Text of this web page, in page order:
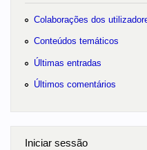
Colaborações dos
Conteúdos temáticos
Últimas entradas
Últimos comentários
Iniciar sessão